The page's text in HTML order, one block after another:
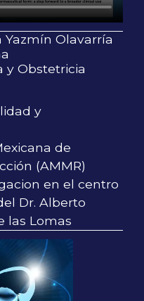
Yazmín Olavarría
y Obstetricia
y
de
(AMMR)
en el centro
Dr. Alberto
las Lomas